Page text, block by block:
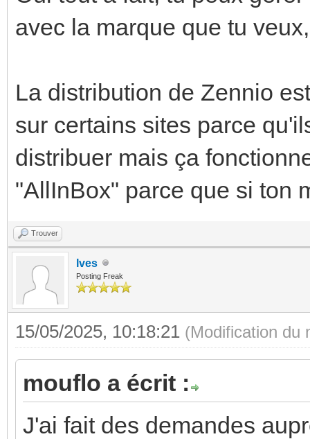
avec la marque que tu
La distribution de Zennio
sur certains sites parce
distribuer mais ça
"AllInBox" parce que si ton
Trouver
Ives
Posting Freak
15/05/2025, 10:18:21 (Modification du
mouflo a écrit :
J'ai fait des demandes